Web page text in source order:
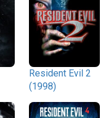
Resident Evil 2
(1998)